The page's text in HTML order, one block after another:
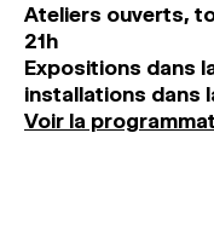
Ateliers ouverts,
21h
Expositions dans
installations dans
Voir la